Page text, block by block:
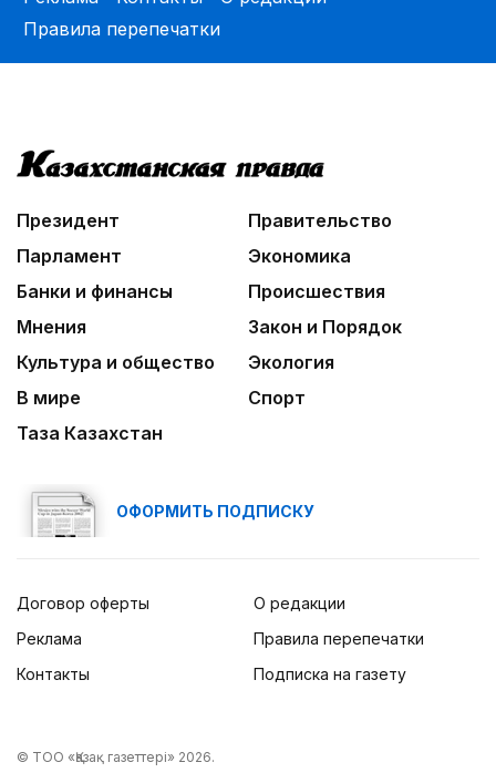
Правила перепечатки
Президент
Правительство
Парламент
Экономика
Банки и финансы
Происшествия
Мнения
Закон и Порядок
Культура и общество
Экология
В мире
Спорт
Таза Казахстан
ОФОРМИТЬ ПОДПИСКУ
Договор оферты
Реклама
Контакты
О редакции
Правила перепечатки
Подписка на газету
© ТОО «Қазақ газеттері» 2026.